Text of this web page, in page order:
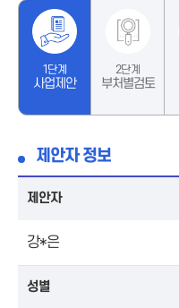
1단계
사업제안
2단계
부처별검토
제안자 정보
제안자
강*은
성별